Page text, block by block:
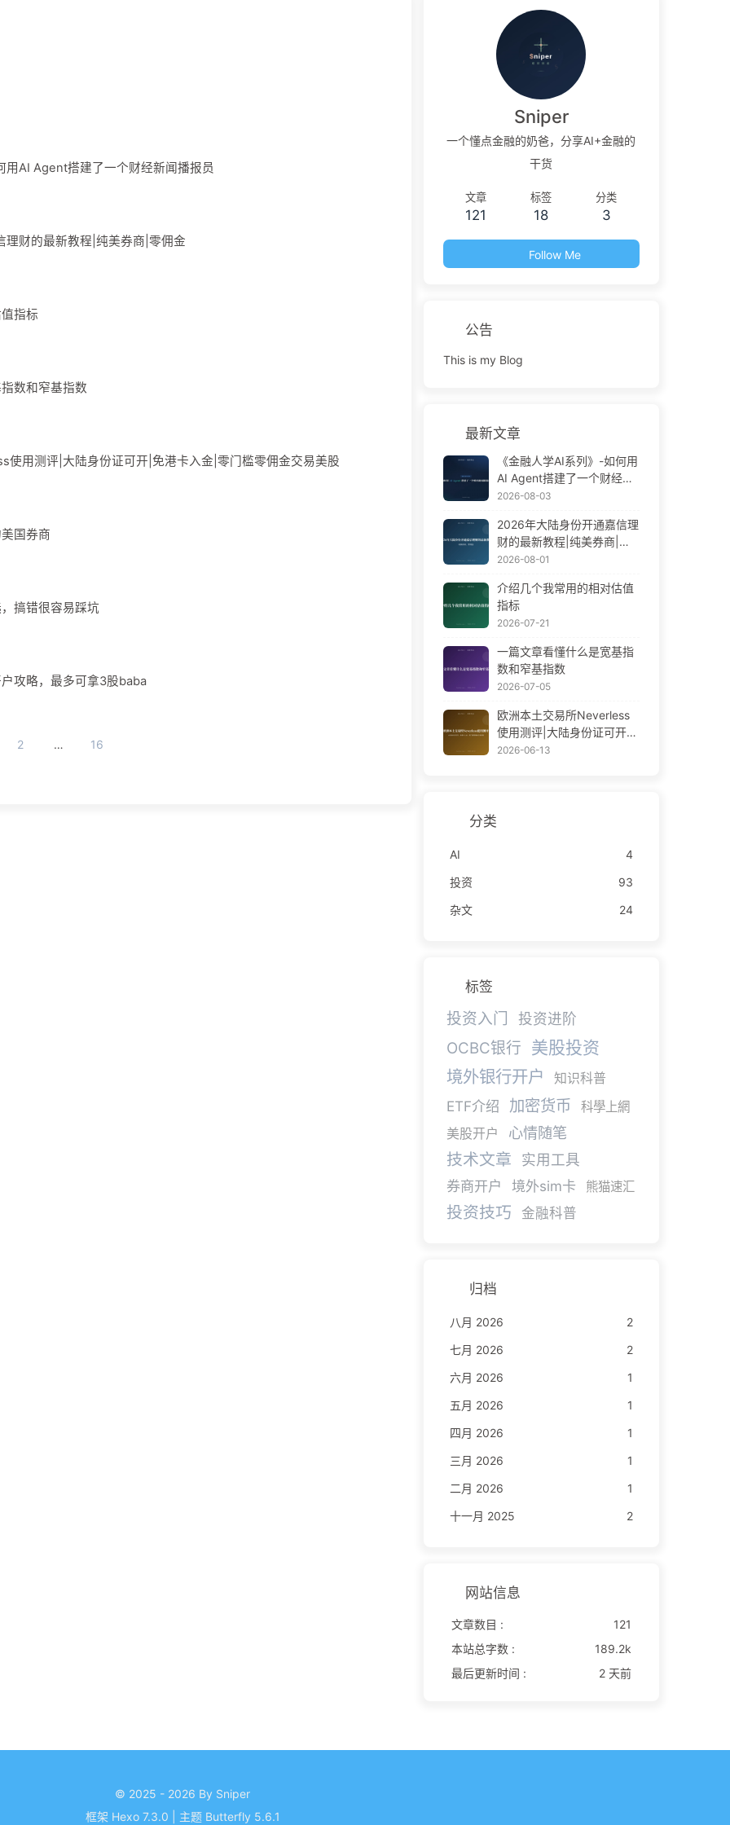
用AI Agent搭建了一个财经新闻播报员
理财的最新教程|纯美券商|零佣金
指标
数和窄基指数
使用测评|大陆身份证可开|免港卡入金|零门槛零佣金交易美股
国券商
搞错很容易踩坑
攻略，最多可拿3股baba
2 … 16
Sniper
一个懂点金融的奶爸，分享AI+金融的
干货
文章
121
标签
18
分类
3
Follow Me
公告
This is my Blog
最新文章
《金融人学AI系列》-如何用
AI Agent搭建了一个财经新
闻播报员
2026-08-03
2026年大陆身份开通嘉信理
财的最新教程|纯美券商|零
佣金
2026-08-01
介绍几个我常用的相对估值
指标
2026-07-21
一篇文章看懂什么是宽基指
数和窄基指数
2026-07-05
欧洲本土交易所Neverless
使用测评|大陆身份证可开|
免港卡入金|零门槛零佣金交
2026-06-13
分类
AI
4
投资
93
杂文
24
标签
投资入门 投资进阶
OCBC银行
美股投资
境外银行开户
知识科普
ETF介绍 加密货币
科學上網
美股开户
心情随笔
技术文章
实用工具
券商开户
境外sim卡 熊猫速汇
投资技巧 金融科普
归档
八月 2026
2
七月 2026
2
六月 2026
1
五月 2026
1
四月 2026
1
三月 2026
1
二月 2026
1
十一月 2025
2
网站信息
文章数目 :
121
本站总字数 :
189.2k
最后更新时间 :
2 天前
© 2025 - 2026 By Sniper
框架 Hexo 7.3.0 主题 Butterfly 5.6.1